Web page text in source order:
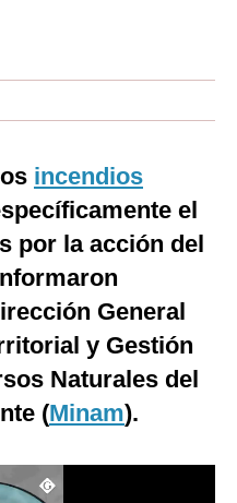
incendios
el
por la acción del
General
y Gestión
Naturales del
(Minam).